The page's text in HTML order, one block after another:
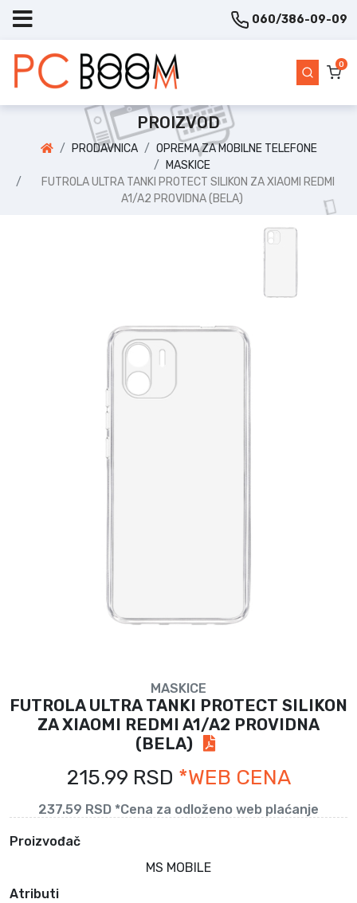
060/386-09-09
0
PROIZVOD
PRODAVNICA
OPREMA ZA MOBILNE TELEFONE
MASKICE
FUTROLA ULTRA TANKI PROTECT SILIKON ZA XIAOMI REDMI
A1/A2 PROVIDNA (BELA)
MASKICE
FUTROLA ULTRA TANKI PROTECT SILIKON
ZA XIAOMI REDMI A1/A2 PROVIDNA
(BELA)
215.99 RSD *WEB CENA
237.59 RSD *Cena za odloženo web plaćanje
Proizvođač
MS MOBILE
Atributi